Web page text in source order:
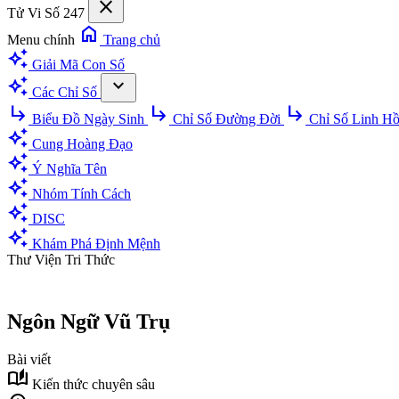
Tử Vi Số 247 close
Menu chính home Trang chủ
auto_awesome Giải Mã Con Số
auto_awesome Các Chỉ Số
expand_more
subdirectory_arrow_right Biểu Đồ Ngày Sinh subdirectory_arrow_right Chỉ Số Đường Đời subdirectory_arrow_right Chỉ Số Linh
auto_awesome Cung Hoàng Đạo
auto_awesome Ý Nghĩa Tên
auto_awesome Nhóm Tính Cách
auto_awesome DISC
auto_awesome Khám Phá Định Mệnh
Thư Viện Tri Thức
Ngôn Ngữ Vũ Trụ
Bài viết
auto_stories Kiến thức chuyên sâu